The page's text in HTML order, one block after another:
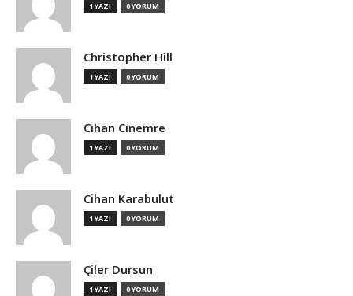
1 YAZI 0 YORUM
Christopher Hill
1 YAZI 0 YORUM
Cihan Cinemre
1 YAZI 0 YORUM
Cihan Karabulut
1 YAZI 0 YORUM
Çiler Dursun
1 YAZI 0 YORUM